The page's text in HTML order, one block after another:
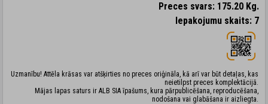
Preces svars: 175.20 Kg.
Iepakojumu skaits: 7
Uzmanību! Attēla krāsas var atšķirties no preces oriģināla, kā arī var būt detaļas, kas
neietilpst preces komplektācijā.
Mājas lapas saturs ir ALB SIA īpašums, kura pārpublicēšana, reproducēšana,
nodošana vai glabāšana ir aizliegta.